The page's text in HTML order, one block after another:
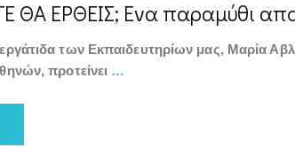
ΘΑ ΕΡΘΕΙΣ; Ενα παραμύθι
των Εκπαιδευτηρίων μας, Μαρία
προτείνει …